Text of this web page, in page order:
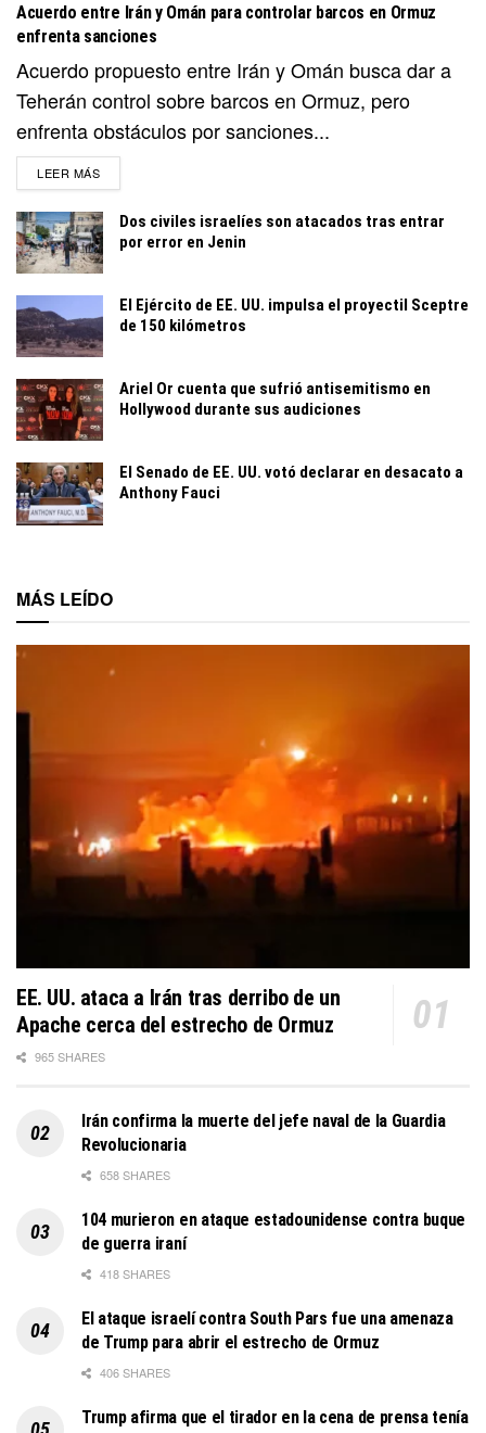
Acuerdo entre Irán y Omán para controlar barcos en Ormuz
enfrenta sanciones
Acuerdo propuesto entre Irán y Omán busca dar a
Teherán control sobre barcos en Ormuz, pero
enfrenta obstáculos por sanciones...
LEER MÁSDETAILS
Dos civiles israelíes son atacados tras entrar
por error en Jenin
El Ejército de EE. UU. impulsa el proyectil Sceptre
de 150 kilómetros
Ariel Or cuenta que sufrió antisemitismo en
Hollywood durante sus audiciones
El Senado de EE. UU. votó declarar en desacato a
Anthony Fauci
MÁS LEÍDO
EE. UU. ataca a Irán tras derribo de un
Apache cerca del estrecho de Ormuz
965 SHARES
Irán confirma la muerte del jefe naval de la Guardia
Revolucionaria
658 SHARES
104 murieron en ataque estadounidense contra buque
de guerra iraní
418 SHARES
El ataque israelí contra South Pars fue una amenaza
de Trump para abrir el estrecho de Ormuz
406 SHARES
Trump afirma que el tirador en la cena de prensa tenía